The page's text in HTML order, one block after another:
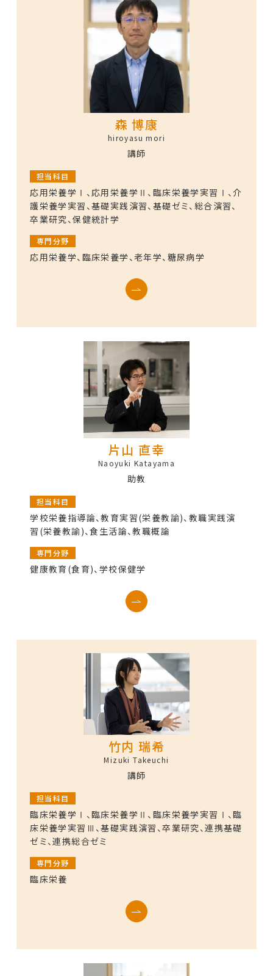
森 博康
hiroyasu mori
講師
担当科目
応用栄養学Ⅰ、応用栄養学Ⅱ、臨床栄養学実習Ⅰ、介
護栄養学実習、基礎実践演習、基礎ゼミ、総合演習、
卒業研究、保健統計学
専門分野
応用栄養学、臨床栄養学、老年学、糖尿病学
片山 直幸
Naoyuki Katayama
助教
担当科目
学校栄養指導論、教育実習(栄養教諭)、教職実践演
習(栄養教諭)、食生活論、教職概論
専門分野
健康教育(食育)、学校保健学
竹内 瑞希
Mizuki Takeuchi
講師
担当科目
臨床栄養学Ⅰ、臨床栄養学Ⅱ、臨床栄養学実習Ⅰ、臨
床栄養学実習Ⅲ、基礎実践演習、卒業研究、連携基礎
ゼミ、連携総合ゼミ
専門分野
臨床栄養